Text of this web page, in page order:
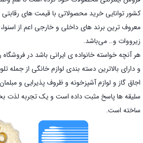
کشور توانایی خرید محصولاتی با قیمت های رقابتی
معروف ترین برند های داخلی و خارجی اعم از
زیرووات و.. می‌باشد.
هر آنچه خواسته خانواده ی ایرانی باشد در
و دارای بالاترین دسته بندی لوازم خانگی از جمله
اجاق گاز و لوازم آشپزخونه و ظروف پذیرایی و
سلیقه ها پاسخ مثبت داده است و یک تجربه لذت
ساخته است.